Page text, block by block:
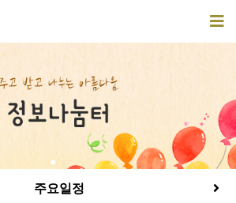
주요일정